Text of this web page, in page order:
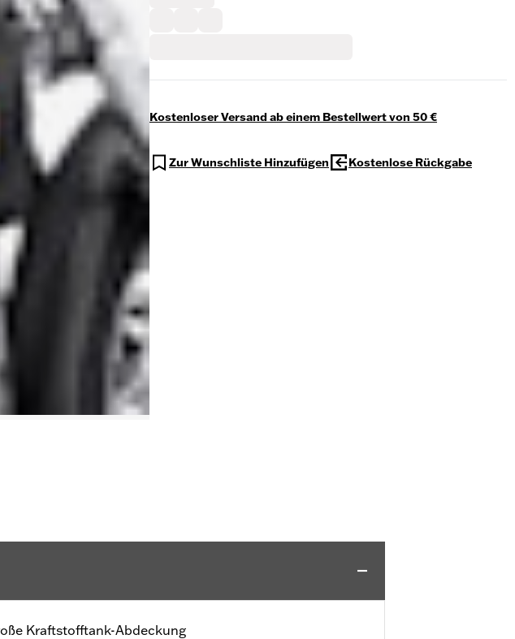
Kostenloser Versand ab einem Bestellwert von 50 €
Zur Wunschliste Hinzufügen Kostenlose Rückgabe
Kraftstofftank-Abdeckung